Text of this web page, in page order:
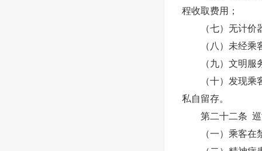
程收取费用；
（七）无计价器
（八）未经乘客
（九）文明服务
（十）发现乘客
私自留存。
第二十二条 巡
（一）乘客在禁